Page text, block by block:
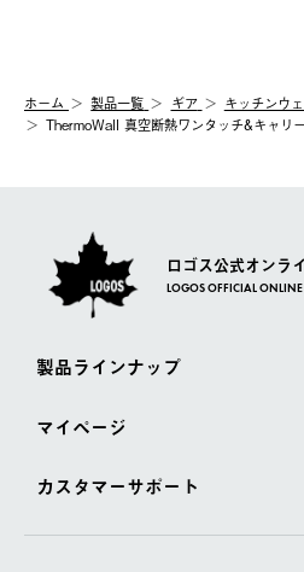
ホーム 製品⼀覧 ギア キッチンウ
ThermoWall 真空断熱ワンタッチ&キャリ
ロゴス公式オンラ
LOGOS OFFICIAL ONLINE
製品ラインナップ
マイページ
カスタマーサポート